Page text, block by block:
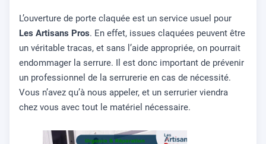
L’ouverture de porte claquée est un service usuel pour
Les Artisans Pros. En effet, issues claquées peuvent être
un véritable tracas, et sans l’aide appropriée, on pourrait
endommager la serrure. Il est donc important de prévenir
un professionnel de la serrurerie en cas de nécessité.
Vous n’avez qu’à nous appeler, et un serrurier viendra
chez vous avec tout le matériel nécessaire.